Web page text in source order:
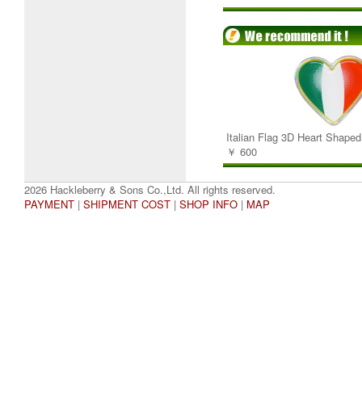
Italian Flag 3D Heart
￥ 600
2026 Hackleberry & Sons Co.,Ltd. All rights reserved.
PAYMENT | SHIPMENT COST | SHOP INFO | MAP